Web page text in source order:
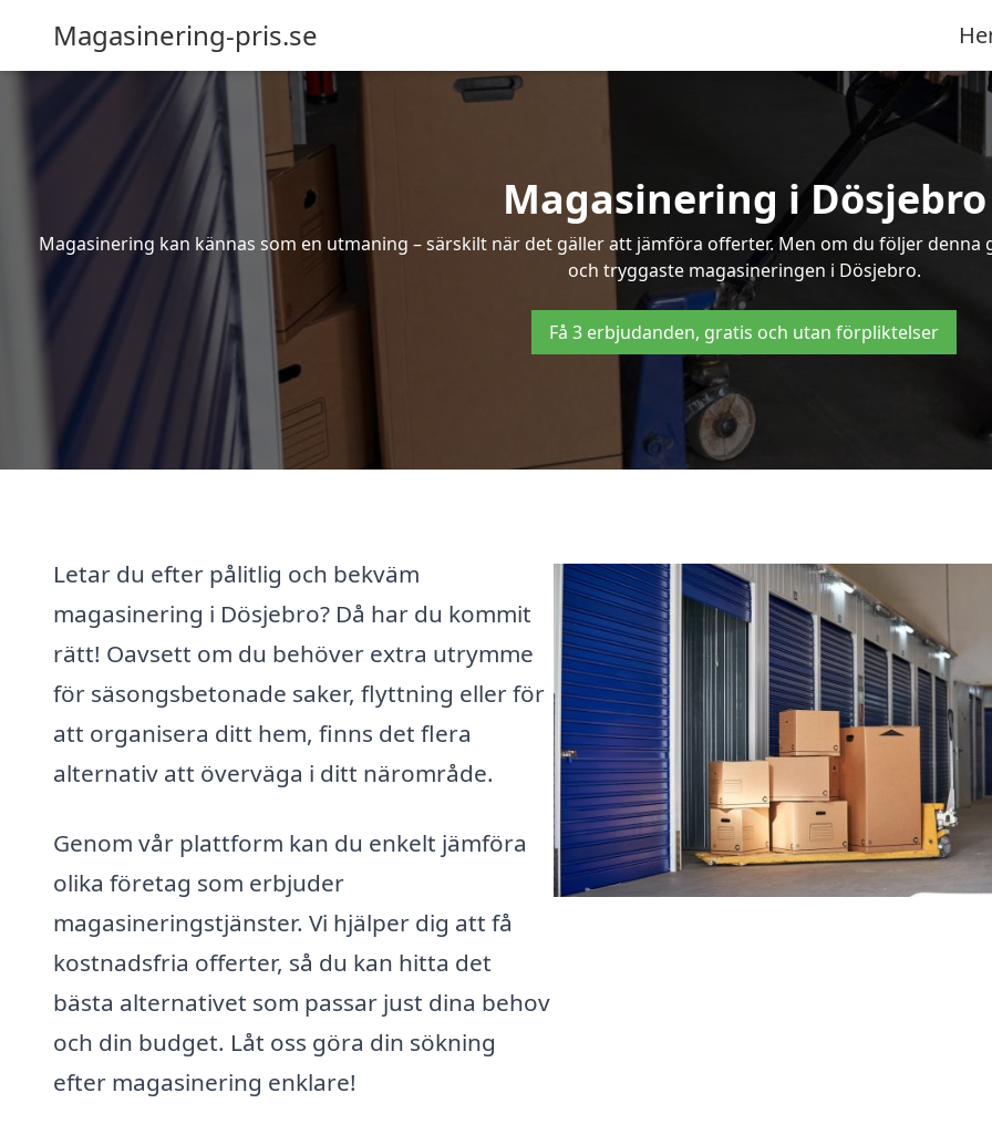
Magasinering-pris.se
Magasinering i Dösjebro
Magasinering kan kännas som en utmaning – särskilt när det gäller att jämföra offerter. Men om du följer
och tryggaste magasineringen i Dösjebro.
Få 3 erbjudanden, gratis och utan förpliktelser
Letar du efter pålitlig och bekväm
magasinering i Dösjebro? Då har du kommit
rätt! Oavsett om du behöver extra utrymme
för säsongsbetonade saker, flyttning eller för
att organisera ditt hem, finns det flera
alternativ att överväga i ditt närområde.
Genom vår plattform kan du enkelt jämföra
olika företag som erbjuder
magasineringstjänster. Vi hjälper dig att få
kostnadsfria offerter, så du kan hitta det
bästa alternativet som passar just dina behov
och din budget. Låt oss göra din sökning
efter magasinering enklare!